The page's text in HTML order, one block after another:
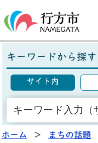
キーワードから探す
サイト内
ホーム > まちの話題